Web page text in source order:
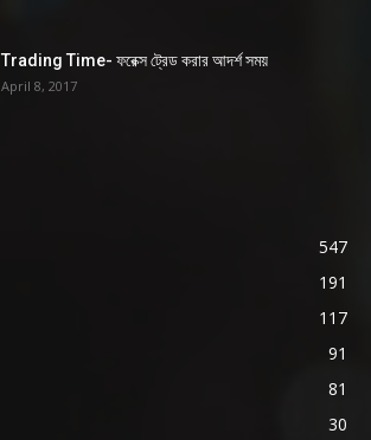
Trading Time- ফরেক্স ট্রেড করার আদর্শ সময়
April 8, 2017
547
191
117
91
81
30